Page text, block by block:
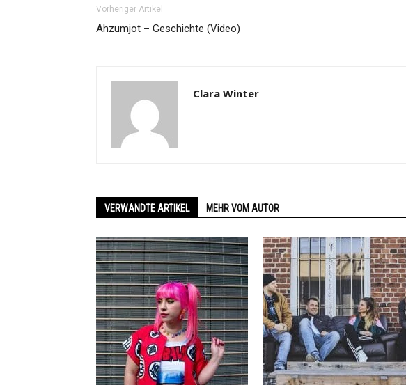
Vorheriger Artikel
Ahzumjot – Geschichte (Video)
Clara Winter
VERWANDTE ARTIKEL MEHR VOM AUTOR